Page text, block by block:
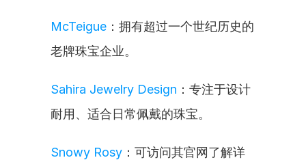
McTeigue ：拥有超过一个世纪历史的
老牌珠宝企业。
Sahira Jewelry Design ：专注于设计
耐用、适合日常佩戴的珠宝。
Snowy Rosy ：可访问其官网了解详